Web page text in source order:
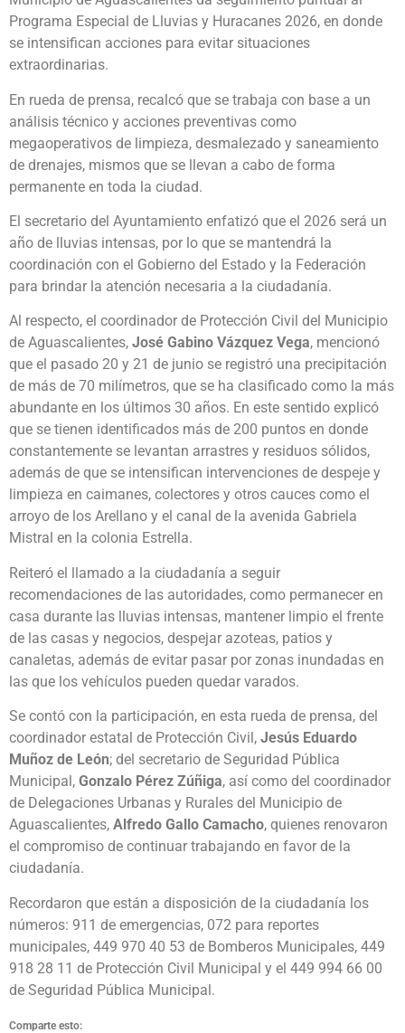
Programa Especial de Lluvias y Huracanes 2026, en donde
se intensifican acciones para evitar situaciones
extraordinarias.
En rueda de prensa, recalcó que se trabaja con base a un
análisis técnico y acciones preventivas como
megaoperativos de limpieza, desmalezado y saneamiento
de drenajes, mismos que se llevan a cabo de forma
permanente en toda la ciudad.
El secretario del Ayuntamiento enfatizó que el 2026 será un
año de lluvias intensas, por lo que se mantendrá la
coordinación con el Gobierno del Estado y la Federación
para brindar la atención necesaria a la ciudadanía.
Al respecto, el coordinador de Protección Civil del Municipio
de Aguascalientes, José Gabino Vázquez Vega, mencionó
que el pasado 20 y 21 de junio se registró una precipitación
de más de 70 milímetros, que se ha clasificado como la más
abundante en los últimos 30 años. En este sentido explicó
que se tienen identificados más de 200 puntos en donde
constantemente se levantan arrastres y residuos sólidos,
además de que se intensifican intervenciones de despeje y
limpieza en caimanes, colectores y otros cauces como el
arroyo de los Arellano y el canal de la avenida Gabriela
Mistral en la colonia Estrella.
Reiteró el llamado a la ciudadanía a seguir
recomendaciones de las autoridades, como permanecer en
casa durante las lluvias intensas, mantener limpio el frente
de las casas y negocios, despejar azoteas, patios y
canaletas, además de evitar pasar por zonas inundadas en
las que los vehículos pueden quedar varados.
Se contó con la participación, en esta rueda de prensa, del
coordinador estatal de Protección Civil, Jesús Eduardo
Muñoz de León; del secretario de Seguridad Pública
Municipal, Gonzalo Pérez Zúñiga, así como del coordinador
de Delegaciones Urbanas y Rurales del Municipio de
Aguascalientes, Alfredo Gallo Camacho, quienes renovaron
el compromiso de continuar trabajando en favor de la
ciudadanía.
Recordaron que están a disposición de la ciudadanía los
números: 911 de emergencias, 072 para reportes
municipales, 449 970 40 53 de Bomberos Municipales, 449
918 28 11 de Protección Civil Municipal y el 449 994 66 00
de Seguridad Pública Municipal.
Comparte esto: